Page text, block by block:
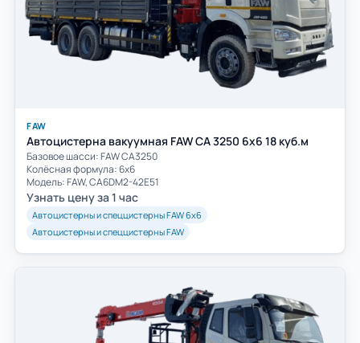
FAW
Автоцистерна вакуумная FAW CA 3250 6х6 18 куб.м
Базовое шасси: FAW СА3250
Колёсная формула: 6х6
Модель: FAW, CA6DM2-42E51
Узнать цену за 1 час
Автоцистерны и спеццистерны FAW 6х6
Автоцистерны и спеццистерны FAW